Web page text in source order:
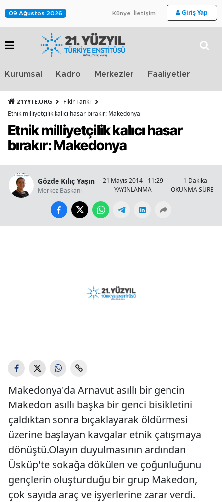
09 Ağustos 2026 Künye İletişim Giriş Yap
Kurumsal Kadro Merkezler Faaliyetler
21YYTE.ORG
Fikir Tankı
Etnik milliyetçilik kalıcı hasar bırakır: Makedonya
Etnik milliyetçilik kalıcı hasar
bırakır: Makedonya
Gözde Kılıç Yaşın
Merkez Başkanı
21 Mayıs 2014 - 11:29
YAYINLANMA
1 Dakika
OKUNMA SÜRESİ
Makedonya'da Arnavut asıllı bir gencin
Makedon asıllı başka bir genci bisikletini
çaldıktan sonra bıçaklayarak öldürmesi
üzerine başlayan kavgalar etnik çatışmaya
dönüştü.Olayın duyulmasının ardından
Üsküp'te sokağa dökülen ve çoğunluğunu
gençlerin oluşturduğu bir grup Makedon,
çok sayıda araç ve işyerlerine zarar verdi.